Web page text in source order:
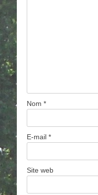
Nom *
E-mail *
Site web